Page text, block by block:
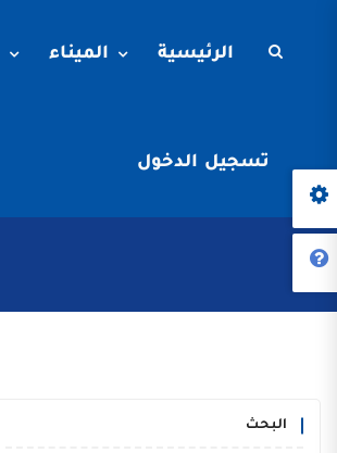
الرئيسية الميناء
تسجيل الدخول
البحث